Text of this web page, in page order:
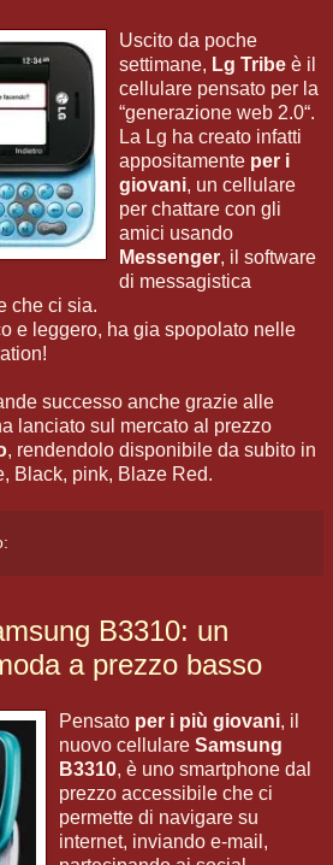
Uscito da poche
settimane, Lg Tribe è il
cellulare pensato per la
“generazione web 2.0“.
La Lg ha creato infatti
appositamente per i
giovani, un cellulare
per chattare con gli
amici usando
Messenger, il software
di messagistica
che ci sia.
e leggero, ha gia spopolato nelle
successo anche grazie alle
lanciato sul mercato al prezzo
, rendendolo disponibile da subito in
Black, pink, Blaze Red.
B3310: un
a prezzo basso
Pensato per i più giovani, il
nuovo cellulare Samsung
B3310, è uno smartphone dal
prezzo accessibile che ci
permette di navigare su
internet, inviando e-mail,